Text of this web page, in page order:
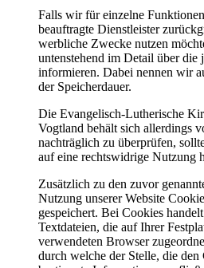
Falls wir für einzelne
beauftragte Dienstleister
werbliche Zwecke nutzen
untenstehend im Detail über die
informieren. Dabei nennen wir
der Speicherdauer.
Die Evangelisch-Lutherische
Vogtland behält sich allerdings
nachträglich zu überprüfen,
auf eine rechtswidrige Nutzung
Zusätzlich zu den zuvor
Nutzung unserer Website
gespeichert. Bei Cookies
Textdateien, die auf Ihrer
verwendeten Browser
durch welche der Stelle, die